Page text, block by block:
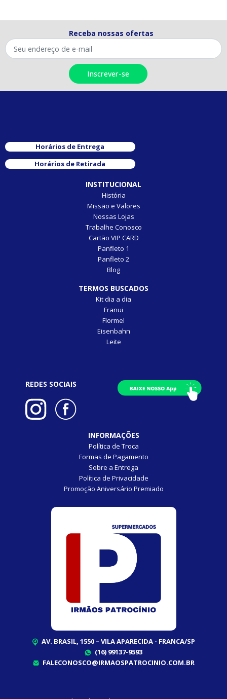
Receba nossas ofertas
Horários de Entrega
Horários de Retirada
INSTITUCIONAL
História
Missão e Valores
Nossas Lojas
Trabalhe Conosco
Cartão VIP CARD
Panfleto 1
Panfleto 2
Blog
TERMOS BUSCADOS
Kit dia a dia
Franui
Flormel
Eisenbahn
Leite
REDES SOCIAIS
INFORMAÇÕES
Política de Troca
Formas de Pagamento
Sobre a Entrega
Política de Privacidade
Promoção Aniversário Premiado
AV. BRASIL, 1550 – VILA APARECIDA - FRANCA/SP
(16) 99137-9593
FALECONOSCO@IRMAOSPATROCINIO.COM.BR